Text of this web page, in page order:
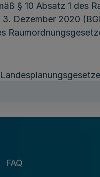
§ 10 Absatz 1 des
Dezember 2020
Regionalplans
der
Münsterland kann
FAQ